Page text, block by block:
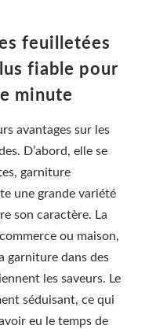
feuilletées
fiable pour
minute
avantages sur les
D’abord, elle se
garniture
une grande variété
son caractère. La
ou maison,
garniture dans des
les saveurs. Le
séduisant, ce qui
eu le temps de